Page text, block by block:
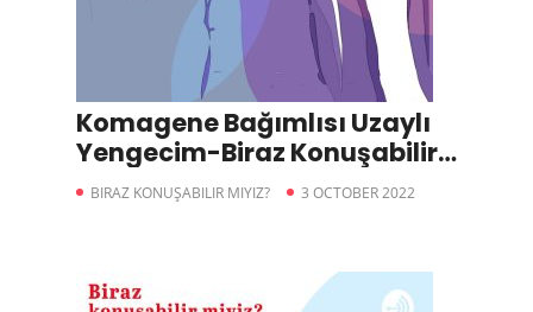
Komagene Bağımlısı Uzaylı
Yengecim-Biraz Konuşabilir
miyiz?
BIRAZ KONUŞABILIR MIYIZ? 3 OCTOBER 2022